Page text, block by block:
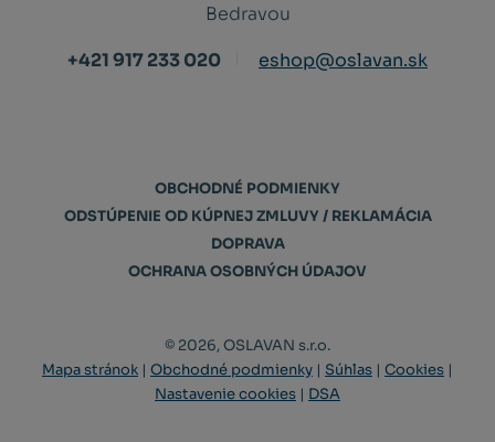
Bedravou
+421 917 233 020
eshop@oslavan.sk
OBCHODNÉ PODMIENKY
ODSTÚPENIE OD KÚPNEJ ZMLUVY / REKLAMÁCIA
DOPRAVA
OCHRANA OSOBNÝCH ÚDAJOV
© 2026, OSLAVAN s.r.o.
Mapa stránok | Obchodné podmienky | Súhlas | Cookies |
Nastavenie cookies | DSA